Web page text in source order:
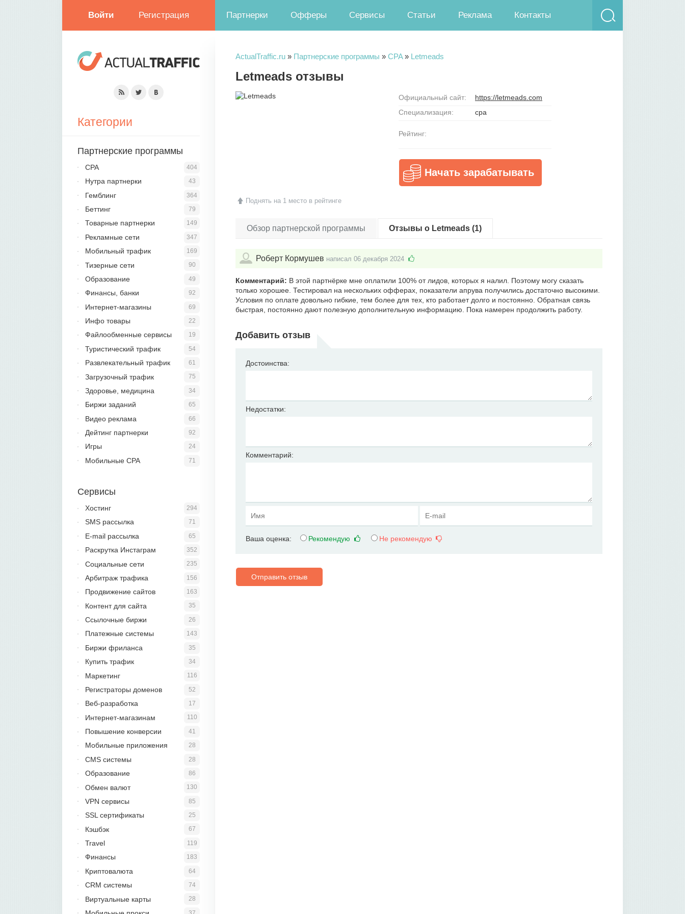
Войти Регистрация Партнерки Офферы Сервисы Статьи Реклама Контакты
ActualTraffic.ru » Партнерские программы » CPA» Letmeads
Letmeads отзывы
Поднять на 1 место в рейтинге
Официальный сайт:
https://letmeads.com
Специализация:
cpa
Рейтинг:
Начать зарабатывать
Обзор партнерской программы Отзывы о Letmeads (1)
Роберт Кормушев написал 06 декабря 2024
Комментарий: В этой партнёрке мне оплатили 100% от лидов, которых я налил. Поэтому могу сказать
только хорошее. Тестировал на нескольких офферах, показатели апрува получились достаточно высокими.
Условия по оплате довольно гибкие, тем более для тех, кто работает долго и постоянно. Обратная связь
быстрая, постоянно дают полезную дополнительную информацию. Пока намерен продолжить работу.
Добавить отзыв
Достоинства:
Недостатки:
Комментарий:
Ваша оценка: Рекомендую Не рекомендую
Отправить отзыв
Категории
Партнерские программы
404
CPA
43
Нутра партнерки
364
Гемблинг
79
Беттинг
149
Товарные партнерки
347
Рекламные сети
169
Мобильный трафик
90
Тизерные сети
49
Образование
92
Финансы, банки
69
Интернет-магазины
22
Инфо товары
19
Файлообменные сервисы
54
Туристический трафик
61
Развлекательный трафик
75
Загрузочный трафик
34
Здоровье, медицина
65
Биржи заданий
66
Видео реклама
92
Дейтинг партнерки
24
Игры
71
Мобильные CPA
Сервисы
294
Хостинг
71
SMS рассылка
65
E-mail рассылка
352
Раскрутка Инстаграм
235
Социальные сети
156
Арбитраж трафика
163
Продвижение сайтов
35
Контент для сайта
26
Ссылочные биржи
143
Платежные системы
35
Биржи фриланса
34
Купить трафик
116
Маркетинг
52
Регистраторы доменов
17
Веб-разработка
110
Интернет-магазинам
41
Повышение конверсии
28
Мобильные приложения
28
CMS системы
86
Образование
130
Обмен валют
85
VPN сервисы
25
SSL сертификаты
67
Кэшбэк
119
Travel
183
Финансы
64
Криптовалюта
74
CRM системы
28
Виртуальные карты